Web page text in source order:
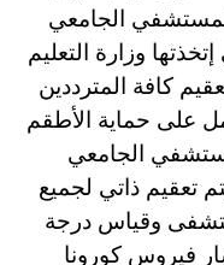
الجامعي
وزارة التعليم
كافة المترددين
على حماية الأطقم
الجامعي
تعقيم ذاتي لجميع
وقياس درجة
فيروس كورونا